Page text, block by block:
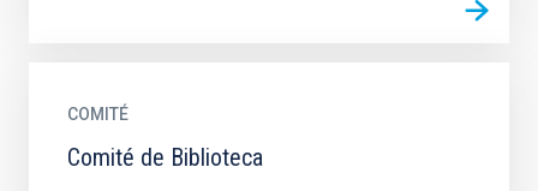
COMITÉ
Comité de Biblioteca